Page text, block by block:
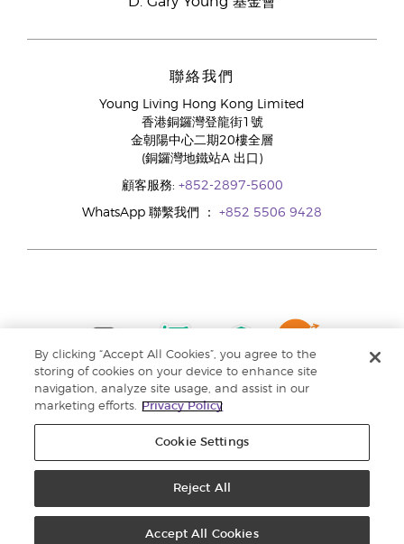
聯絡我們
Young Living Hong Kong Limited
香港銅鑼灣登龍街1號
金朝陽中心二期20樓全層
(銅鑼灣地鐵站A 出口)
顧客服務: +852-2897-5600
WhatsApp 聯繫我們 ： +852 5506 9428
By clicking “Accept All Cookies”, you agree to the
storing of cookies on your device to enhance site
navigation, analyze site usage, and assist in our
marketing efforts.
Privacy Policy
Cookie Settings
Reject All
Accept All Cookies